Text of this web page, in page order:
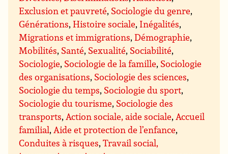
Exclusion et pauvreté, Sociologie du genre,
Générations,Histoire sociale, Inégalités,
Migrations et immigrations,Démographie,
Mobilités, Santé, Sexualité, Sociabilité,
Sociologie, Sociologie de la famille, Sociologie
des organisations, Sociologie des sciences,
Sociologie du temps, Sociologie du sport,
Sociologie du tourisme, Sociologie des
transports, Action sociale, aide sociale, Accueil
familial, Aide et protection de l’enfance,
Conduites à risques,Travail social,